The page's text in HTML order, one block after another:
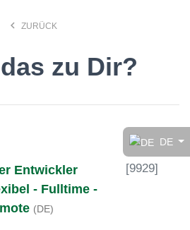
DE
Job, der Dir
keyboard_arrow_left ZURÜCK
zu Dir?
Entwickler
- Fulltime -
(DE)
[9929]